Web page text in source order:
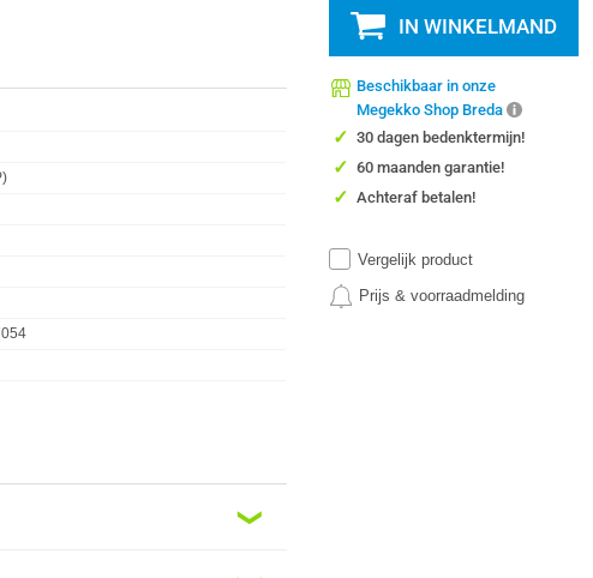
❮
IN WINKELMAND
Beschikbaar in onze
Megekko Shop Breda
✓ 30 dagen bedenktermijn!
✓ 60 maanden garantie!
✓ Achteraf betalen!
Vergelijk product
Prijs & voorraadmelding